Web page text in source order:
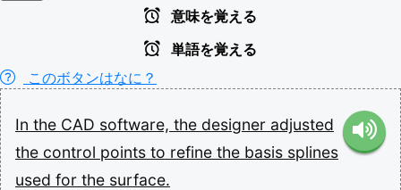
意味を覚える
単語を覚える
このボタンはなに？
In the CAD software, the designer adjusted
the control points to refine the basis splines
used for the surface.